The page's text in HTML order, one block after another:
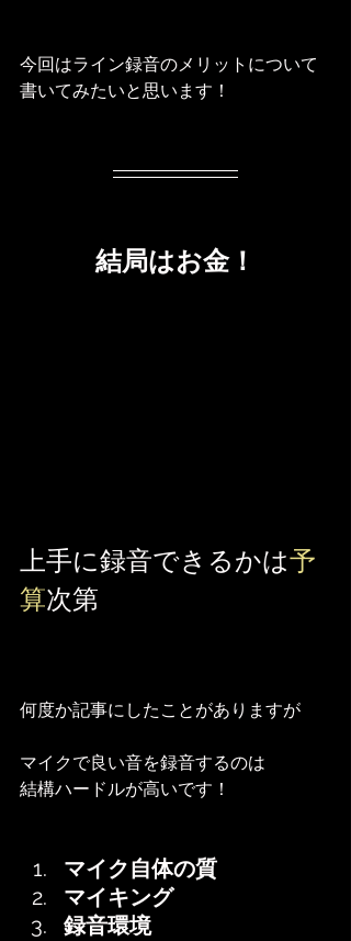
今回はライン録音のメリットについて
書いてみたいと思います！
結局はお金！
上手に録音できるかは予
算次第
何度か記事にしたことがありますが
マイクで良い音を録音するのは
結構ハードルが高いです！
マイク自体の質
マイキング
録音環境